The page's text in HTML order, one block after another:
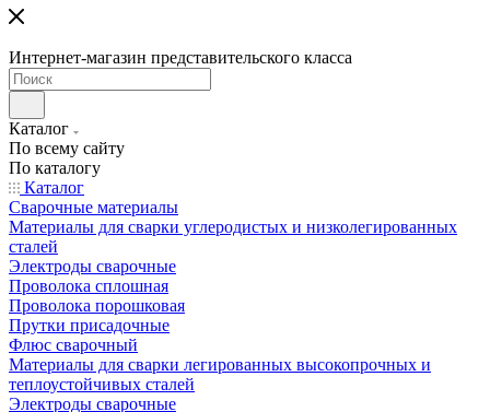
Интернет-магазин представительского класса
Каталог
По всему сайту
По каталогу
Каталог
Сварочные материалы
Материалы для сварки углеродистых и низколегированных
сталей
Электроды сварочные
Проволока сплошная
Проволока порошковая
Прутки присадочные
Флюс сварочный
Материалы для сварки легированных высокопрочных и
теплоустойчивых сталей
Электроды сварочные